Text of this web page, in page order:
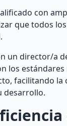
con
que todos
un director/a
los
facilitando
desarrollo.